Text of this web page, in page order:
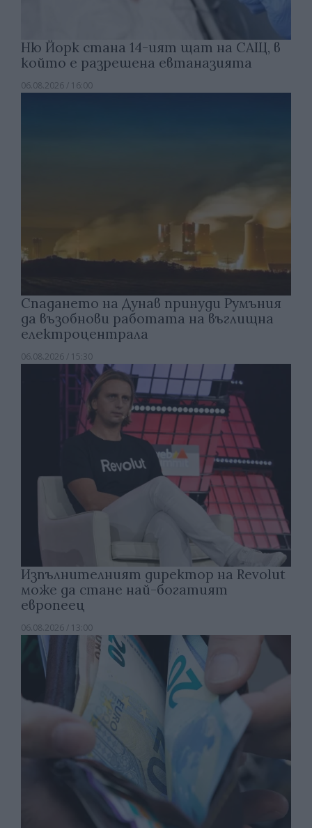
Ню Йорк стана 14-ият щат на САЩ, в
който е разрешена евтаназията
06.08.2026 / 16:00
Спадането на Дунав принуди Румъния
да възобнови работата на въглищна
електроцентрала
06.08.2026 / 15:30
Изпълнителният директор на Revolut
може да стане най-богатият
европеец
06.08.2026 / 13:00